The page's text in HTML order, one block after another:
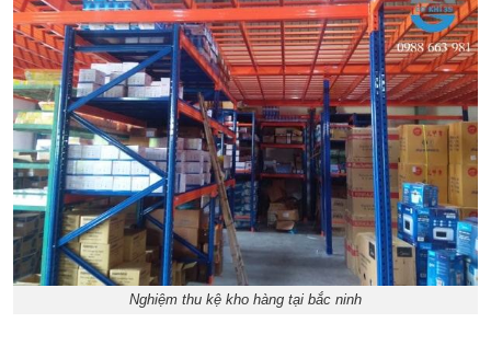
Nghiệm thu kệ kho hàng tại bắc ninh